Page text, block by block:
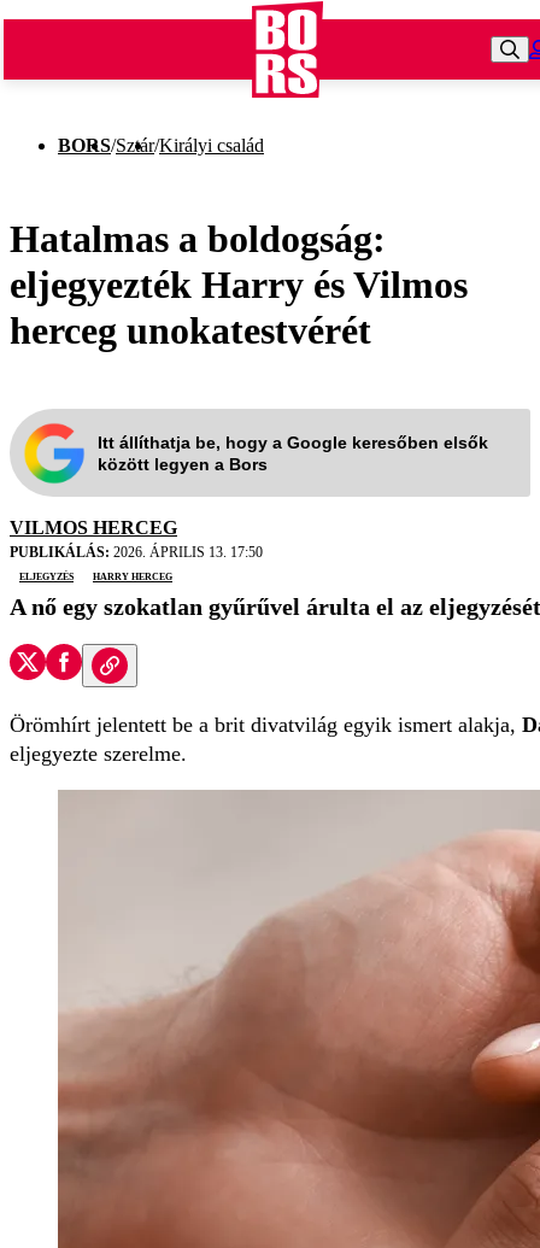
BORS/Sztár/Királyi család
Hatalmas a boldogság:
eljegyezték Harry és Vilmos
herceg unokatestvérét
Itt állíthatja be, hogy a Google keresőben elsők
között legyen a Bors
VILMOS HERCEG
PUBLIKÁLÁS: 2026. ÁPRILIS 13. 17:50
eljegyzés
Harry herceg
A nő egy szokatlan gyűrűvel árulta el az
Örömhírt jelentett be a brit divatvilág egyik ismert alakja,
eljegyezte szerelme.